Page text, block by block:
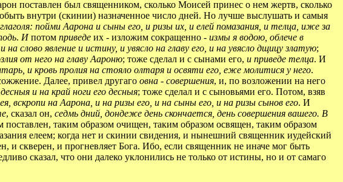
поставлен был священником, сколько Моисей принес о нем жертв, сколько
внутри (скинии) назначенное число дней. Но лучше выслушать и самыя
пойми Аарона и сыны его, и ризы их, и елей помазания, и телца, иже за
. Ипотом приведе их - изложим сокращенно - измы я водою, облече в
слово явление и истину, и увясло на главу его, и на увясло дщицу златую;
от него на главу Аароню; тоже сделал и с сынами его, и приведе телца. И
и кровь пролия на стояло олтаря и освяти его, еже молитися у него.
Далее, привел другаго овна - совершения, и, по возложении на него
и на край ноги его десныя; тоже сделал и с сыновьями его. Потом, взяв
вскропи на Аарона, и на ризы его, и на сыны его, и на ризы сынов его. И
, сказал он, седмь дний, дондеже день скончается, день совершения вашего. В
таким образом очищен, таким образом освящен, таким образом
елеем; когда нет и скинии свидения, и нынешний священник иудейский
и скверен, и прогневляет Бога. Ибо, если священник не иначе мог быть
сказал, что они далеко уклонились не только от истины, но и от самаго